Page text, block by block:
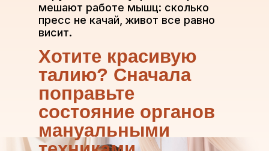
мешают работе мышц: сколько
пресс не качай, живот все равно
висит.
Хотите красивую
талию? Сначала
поправьте
состояние органов
мануальными